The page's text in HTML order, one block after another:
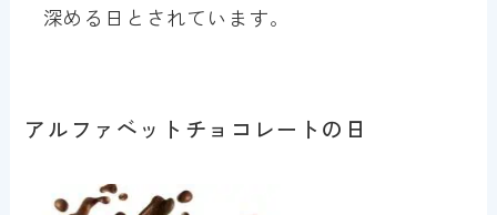
深める日とされています。
アルファベットチョコレートの日